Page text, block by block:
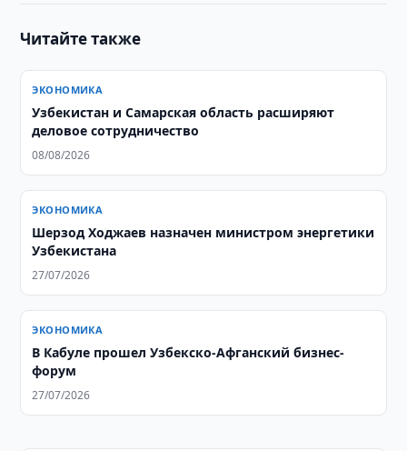
Читайте также
ЭКОНОМИКА
Узбекистан и Самарская область расширяют
деловое сотрудничество
08/08/2026
ЭКОНОМИКА
Шерзод Ходжаев назначен министром энергетики
Узбекистана
27/07/2026
ЭКОНОМИКА
В Кабуле прошел Узбекско-Афганский бизнес-
форум
27/07/2026